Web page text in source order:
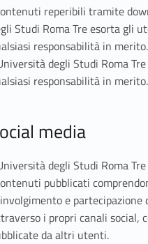
reperibili tramite
Studi Roma Tre esorta gli
responsabilità in merito.
degli Studi Roma
responsabilità in merito.
media
degli Studi Roma
pubblicati
e partecipazione
i propri canali social,
da altri utenti.